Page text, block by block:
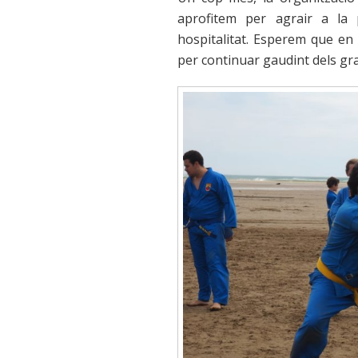
aprofitem per agrair a la
hospitalitat. Esperem que
per continuar gaudint dels